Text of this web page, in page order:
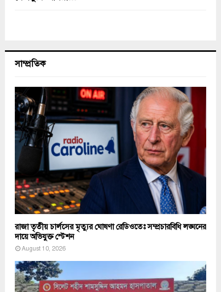
সাম্প্রতিক
রাজা তৃতীয় চার্লসের মৃত্যুর ঘোষণা রেডিওতেঃ সম্প্রচারবিধি লঙ্ঘনের
দায়ে অভিযুক্ত স্টেশন
August 10, 2026